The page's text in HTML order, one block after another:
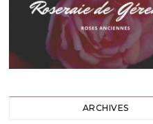
ARCHIVES